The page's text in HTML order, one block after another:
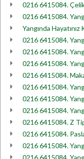
0216 6415084.
0216 6415084.
Yangında Hayatınız
0216 6415084.
0216 6415084.
0216 6415084.
0216 6415084.
0216 6415084.
0216 6415084.
0216 6415084.
0216 6415084. Z
0216 6415084.
0216 6415084.
0216 6415084.